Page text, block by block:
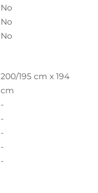
No
No
No
200/195 cm x 194
cm
-
-
-
-
-